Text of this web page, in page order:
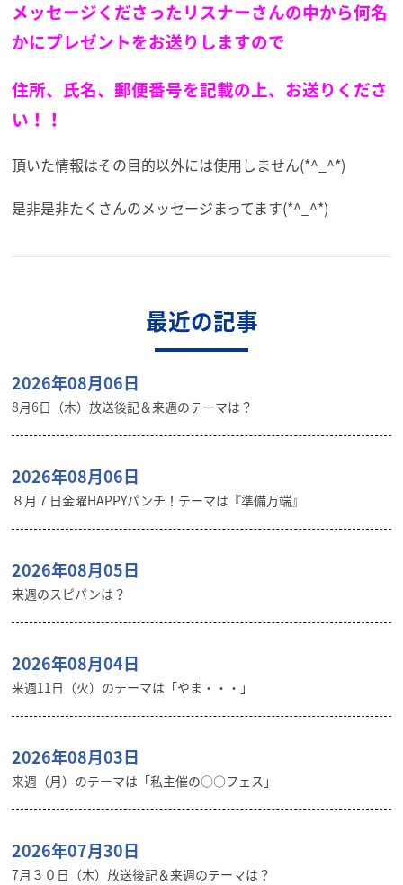
メッセージくださったリスナーさんの中から何名
かにプレゼントをお送りしますので
住所、氏名、郵便番号を記載の上、お送りくださ
い！！
頂いた情報はその目的以外には使用しません(*^_^*)
是非是非たくさんのメッセージまってます(*^_^*)
最近の記事
2026年08月06日
8月6日（木）放送後記＆来週のテーマは？
2026年08月06日
８月７日金曜HAPPYパンチ！テーマは『準備万端』
2026年08月05日
来週のスピパンは？
2026年08月04日
来週11日（火）のテーマは「やま・・・」
2026年08月03日
来週（月）のテーマは「私主催の○○フェス」
2026年07月30日
7月３０日（木）放送後記＆来週のテーマは？